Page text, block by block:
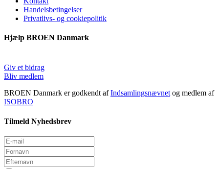
Handelsbetingelser
Privatlivs- og cookiepolitik
Hjælp BROEN Danmark
Giv et bidrag
Bliv medlem
BROEN Danmark er godkendt afIndsamlingsnævnetog medlem af
ISOBRO
Tilmeld Nyhedsbrev